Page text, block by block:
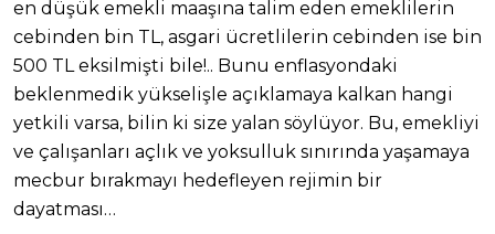
en düşük emekli maaşına talim eden emeklilerin
cebinden bin TL, asgari ücretlilerin cebinden ise bin
500 TL eksilmişti bile!.. Bunu enflasyondaki
beklenmedik yükselişle açıklamaya kalkan hangi
yetkili varsa, bilin ki size yalan söylüyor. Bu, emekliyi
ve çalışanları açlık ve yoksulluk sınırında yaşamaya
mecbur bırakmayı hedefleyen rejimin bir
dayatması…